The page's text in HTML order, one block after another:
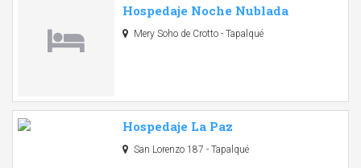
Hospedaje Noche Nublada
Mery Soho de Crotto - Tapalqué
Hospedaje La Paz
San Lorenzo 187 - Tapalqué